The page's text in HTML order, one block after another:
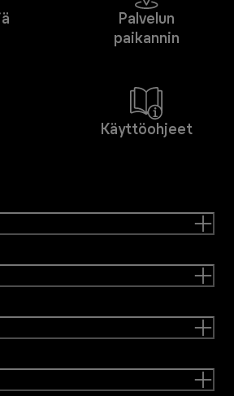
Palvelun
paikannin
Käyttöohjeet